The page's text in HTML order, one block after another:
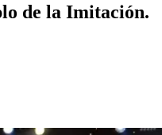
de la Imitación.